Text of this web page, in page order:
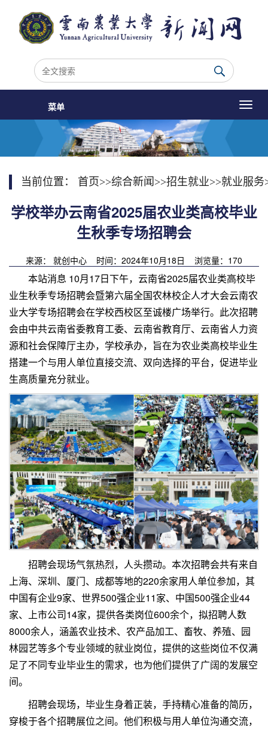
菜单
当前位置： 首页>>综合新闻 >>招生就业>>就业服务
学校举办云南省2025届农业类高校毕业
生秋季专场招聘会
来源： 就创中心 时间：2024年10月18日 浏览量： 170
本站消息 10月17日下午，云南省2025届农业类高校毕
业生秋季专场招聘会暨第六届全国农林校企人才大会云南农
业大学专场招聘会在学校西校区至诚楼广场举行。此次招聘
会由中共云南省委教育工委、云南省教育厅、云南省人力资
源和社会保障厅主办，学校承办，旨在为农业类高校毕业生
搭建一个与用人单位直接交流、双向选择的平台，促进毕业
生高质量充分就业。
招聘会现场气氛热烈，人头攒动。本次招聘会共有来自
上海、深圳、厦门、成都等地的220余家用人单位参加，其
中国有企业9家、世界500强企业11家、中国500强企业44
家、上市公司14家，提供各类岗位600余个，拟招聘人数
8000余人，涵盖农业技术、农产品加工、畜牧、养殖、园
林园艺等多个专业领域的就业岗位，提供的这些岗位不仅满
足了不同专业毕业生的需求，也为他们提供了广阔的发展空
间。
招聘会现场，毕业生身着正装，手持精心准备的简历，
穿梭于各个招聘展位之间。他们积极与用人单位沟通交流，